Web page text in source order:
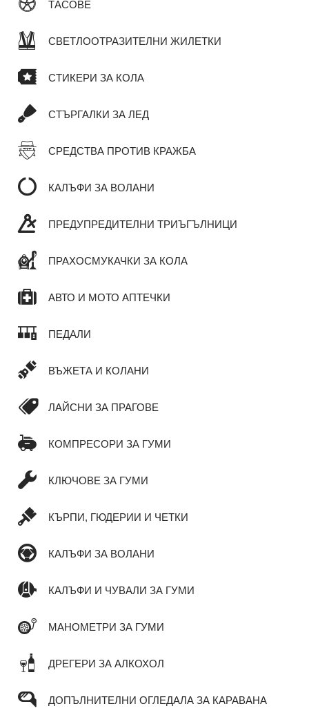
ТАСОВЕ
СВЕТЛООТРАЗИТЕЛНИ ЖИЛЕТКИ
СТИКЕРИ ЗА КОЛА
СТЪРГАЛКИ ЗА ЛЕД
СРЕДСТВА ПРОТИВ КРАЖБА
КАЛЪФИ ЗА ВОЛАНИ
ПРЕДУПРЕДИТЕЛНИ ТРИЪГЪЛНИЦИ
ПРАХОСМУКАЧКИ ЗА КОЛА
АВТО И МОТО АПТЕЧКИ
ПЕДАЛИ
ВЪЖЕТА И КОЛАНИ
ЛАЙСНИ ЗА ПРАГОВЕ
КОМПРЕСОРИ ЗА ГУМИ
КЛЮЧОВЕ ЗА ГУМИ
КЪРПИ, ГЮДЕРИИ И ЧЕТКИ
КАЛЪФИ ЗА ВОЛАНИ
КАЛЪФИ И ЧУВАЛИ ЗА ГУМИ
МАНОМЕТРИ ЗА ГУМИ
ДРЕГЕРИ ЗА АЛКОХОЛ
ДОПЪЛНИТЕЛНИ ОГЛЕДАЛА ЗА КАРАВАНА